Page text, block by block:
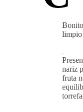
limpio